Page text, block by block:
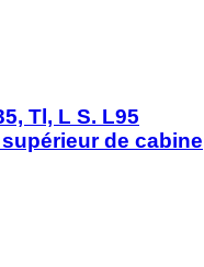
Tl, L S. L95
de cabine